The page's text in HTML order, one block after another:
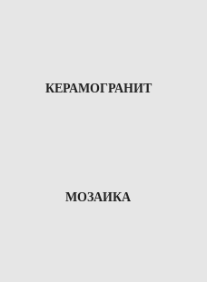
КЕРАМОГРАНИТ
МОЗАИКА